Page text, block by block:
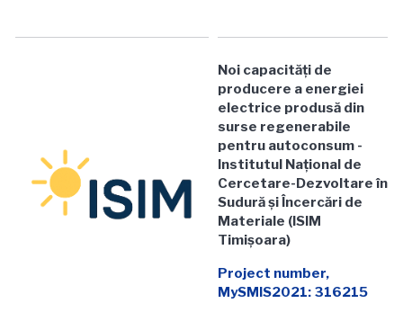
Noi capacități de
producere a energiei
electrice produsă din
surse regenerabile
pentru autoconsum -
Institutul Național de
Cercetare-Dezvoltare în
Sudură și Încercări de
Materiale (ISIM
Timișoara)
Project number,
MySMIS2021: 316215